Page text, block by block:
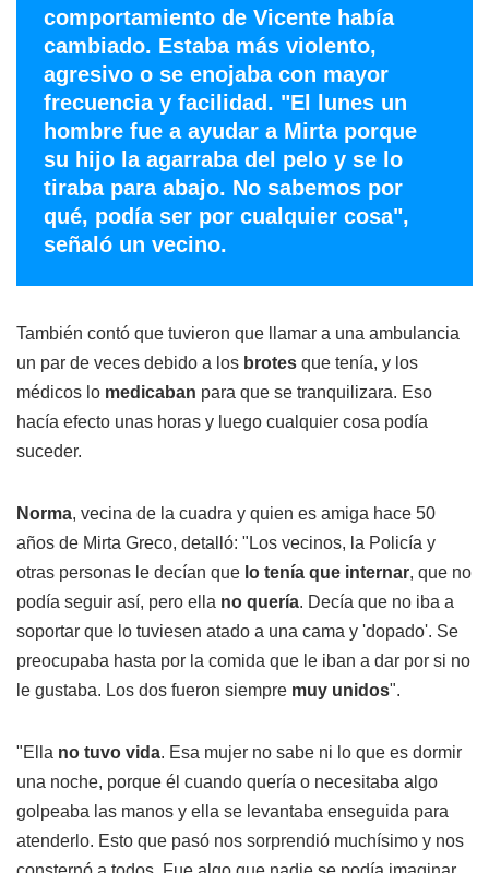
comportamiento de Vicente había
cambiado. Estaba más violento,
agresivo o se enojaba con mayor
frecuencia y facilidad. "El lunes un
hombre fue a ayudar a Mirta porque
su hijo la agarraba del pelo y se lo
tiraba para abajo. No sabemos por
qué, podía ser por cualquier cosa",
señaló un vecino.
También contó que tuvieron que llamar a una ambulancia
un par de veces debido a los brotes que tenía, y los
médicos lo medicaban para que se tranquilizara. Eso
hacía efecto unas horas y luego cualquier cosa podía
suceder.
Norma, vecina de la cuadra y quien es amiga hace 50
años de Mirta Greco, detalló: "Los vecinos, la Policía y
otras personas le decían que lo tenía que internar, que no
podía seguir así, pero ella no quería. Decía que no iba a
soportar que lo tuviesen atado a una cama y 'dopado'. Se
preocupaba hasta por la comida que le iban a dar por si no
le gustaba. Los dos fueron siempre muy unidos".
"Ella no tuvo vida. Esa mujer no sabe ni lo que es dormir
una noche, porque él cuando quería o necesitaba algo
golpeaba las manos y ella se levantaba enseguida para
atenderlo. Esto que pasó nos sorprendió muchísimo y nos